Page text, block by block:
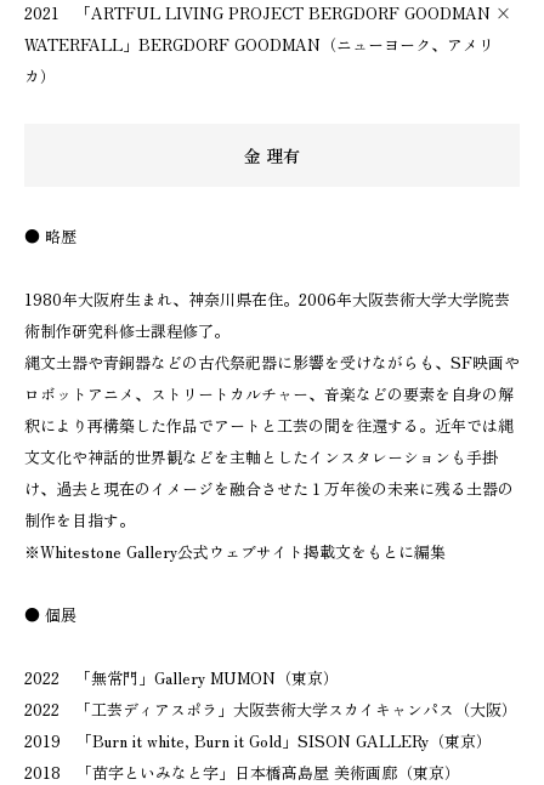
2021 「ARTFUL LIVING PROJECT BERGDORF GOODMAN ×
WATERFALL」BERGDORF GOODMAN（ニューヨーク、アメリ
カ）
金 理有
● 略歴
1980年大阪府生まれ、神奈川県在住。2006年大阪芸術大学大学院芸
術制作研究科修士課程修了。
縄文土器や青銅器などの古代祭祀器に影響を受けながらも、SF映画や
ロボットアニメ、ストリートカルチャー、音楽などの要素を自身の解
釈により再構築した作品でアートと工芸の間を往還する。近年では縄
文文化や神話的世界観などを主軸としたインスタレーションも手掛
け、過去と現在のイメージを融合させた１万年後の未来に残る土器の
制作を目指す。
※Whitestone Gallery公式ウェブサイト掲載文をもとに編集
● 個展
2022 「無常門」Gallery MUMON（東京）
2022 「工芸ディアスポラ」大阪芸術大学スカイキャンパス（大阪）
2019 「Burn it white, Burn it Gold」SISON GALLERy（東京）
2018 「苗字といみなと字」日本橋髙島屋 美術画廊（東京）